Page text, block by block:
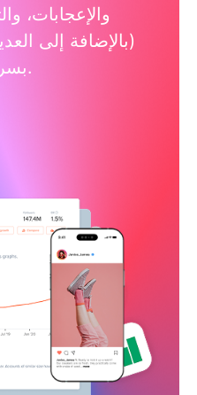
والإعجابات،
(بالإضافة إلى
بسرعة تفوق العشر مرات.